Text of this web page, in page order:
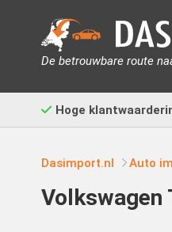
De betrouwbare route
Hoge
Dasimport.nl Auto